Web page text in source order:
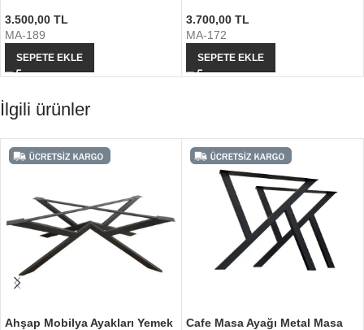
3.500,00 TL
MA-189
SEPETE EKLE
3.700,00 TL
MA-172
SEPETE EKLE
İlgili ürünler
Ahşap Mobilya Ayakları Yemek
Cafe Masa Ayağı Metal Masa